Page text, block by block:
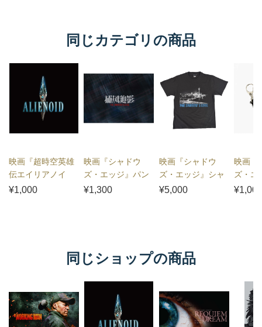
同じカテゴリの商品
映画『超時空英雄
伝エイリアノイ
ド』パンフレット
¥1,000
映画『シャドウ
ズ・エッジ』パン
フレット
¥1,300
映画『シャドウ
ズ・エッジ』シャ
ドウTシャツ
¥5,000
映画『
ズ・エ
キーホ
同じショップの商品